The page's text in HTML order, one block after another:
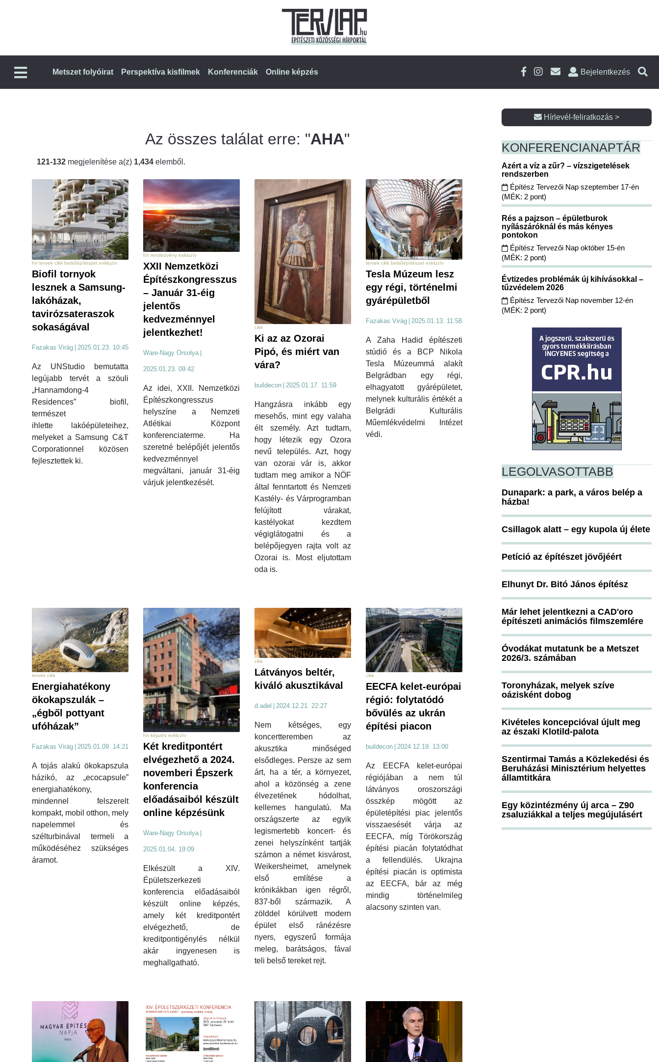
Metszet folyóirat Perspektíva kisfilmek Konferenciák Online képzés Bejelentkezés
Az összes találat erre: "AHA"
121-132 megjelenítése a(z) 1,434 elemből.
hír tervek cikk belsőépítészet exkluzív
Biofil tornyok
lesznek a Samsung-
lakóházak,
tavirózsateraszok
sokaságával
Fazakas Virág 2025.01.23. 10:45
Az UNStudio bemutatta
legújabb tervét a szöuli
„Hannamdong-4
Residences” biofil,
természet
ihlette lakóépületeihez,
melyeket a Samsung C&T
Corporationnel közösen
fejlesztettek ki.
hír rendezvény exkluzív
XXII Nemzetközi
Építészkongresszus
– Január 31-éig
jelentős
kedvezménnyel
jelentkezhet!
Ware-Nagy Orsolya |
2025.01.23. 09:42
Az idei, XXII. Nemzetközi
Építészkongresszus
helyszíne a Nemzeti
Atlétikai Központ
konferenciaterme. Ha
szeretné belépőjét jelentős
kedvezménnyel
megváltani, január 31-éig
várjuk jelentkezését.
cikk
Ki az az Ozorai
Pipó, és miért van
vára?
buildecon | 2025.01.17. 11:59
Hangzásra inkább egy
mesehős, mint egy valaha
élt személy. Azt tudtam,
hogy létezik egy Ozora
nevű település. Azt, hogy
van ozorai vár is, akkor
tudtam meg amikor a NÖF
által fenntartott és Nemzeti
Kastély- és Várprogramban
felújított várakat,
kastélyokat kezdtem
végiglátogatni és a
belépőjegyen rajta volt az
Ozorai is. Most eljutottam
oda is.
tervek cikk belsőépítészet exkluzív
Tesla Múzeum lesz
egy régi, történelmi
gyárépületből
Fazakas Virág 2025.01.13. 11:58
A Zaha Hadid építészeti
stúdió és a BCP Nikola
Tesla Múzeummá alakít
Belgrádban egy régi,
elhagyatott gyárépületet,
melynek kulturális értékét a
Belgrádi Kulturális
Műemlékvédelmi Intézet
védi.
tervek cikk
Energiahatékony
ökokapszulák –
„égből pottyant
ufóházak”
Fazakas Virág 2025.01.09. 14:21
A tojás alakú ökokapszula
házikó, az „ecocapsule”
energiahatékony,
mindennel felszerelt
kompakt, mobil otthon, mely
napelemmel és
szélturbinával termeli a
működéséhez szükséges
áramot.
hír képzés exkluzív
Két kreditpontért
elvégezhető a 2024.
novemberi Épszerk
konferencia
előadásaiból készült
online képzésünk
Ware-Nagy Orsolya |
2025.01.04. 19:09
Elkészült a XIV.
Épületszerkezeti
konferencia előadásaiból
készült online képzés,
amely két kreditpontért
elvégezhető, de
kreditpontigénylés nélkül
akár ingyenesen is
meghallgatható.
cikk
Látványos beltér,
kiváló akusztikával
d.adel 2024.12.21. 22:27
Nem kétséges, egy
koncertteremben az
akusztika minőséged
elsődleges. Persze az sem
árt, ha a tér, a környezet,
ahol a közönség a zene
élvezetének hódolhat,
kellemes hangulatú. Ma
országszerte az egyik
legismertebb koncert- és
zenei helyszínként tartják
számon a német kisvárost,
Weikersheimet, amelynek
első említése a
krónikákban igen régről,
837-ből származik. A
zölddel körülvett modern
épület első ránézésre
nyers, egyszerű formája
meleg, barátságos, fával
teli belső tereket rejt.
cikk
EECFA kelet-európai
régió: folytatódó
bővülés az ukrán
építési piacon
buildecon 2024.12.19. 13:00
Az EECFA kelet-európai
régiójában a nem túl
látványos oroszországi
összkép mögött az
épületépítési piac jelentős
visszaesését várja az
EECFA, míg Törökország
építési piacán folytatódhat
a fellendülés. Ukrajna
építési piacán is optimista
az EECFA, bár az még
mindig történelmileg
alacsony szinten van.
Hírlevél-feliratkozás >
KONFERENCIANAPTÁR
Azért a víz a zűr? – vízszigetelések
rendszerben
Építész Tervezői Nap szeptember 17-én
(MÉK: 2 pont)
Rés a pajzson – épületburok
nyílászáróknál és más kényes
pontokon
Építész Tervezői Nap október 15-én
(MÉK: 2 pont)
Évtizedes problémák új kihívásokkal –
tűzvédelem 2026
Építész Tervezői Nap november 12-én
(MÉK: 2 pont)
LEGOLVASOTTABB
Dunapark: a park, a város belép a
házba!
Csillagok alatt – egy kupola új élete
Petíció az építészet jövőjéért
Elhunyt Dr. Bitó János építész
Már lehet jelentkezni a CAD'oro
építészeti animációs filmszemlére
Óvodákat mutatunk be a Metszet
2026/3. számában
Toronyházak, melyek szíve
oázisként dobog
Kivételes koncepcióval újult meg
az északi Klotild-palota
Szentirmai Tamás a Közlekedési és
Beruházási Minisztérium helyettes
államtitkára
Egy közintézmény új arca – Z90
zsaluziákkal a teljes megújulásért